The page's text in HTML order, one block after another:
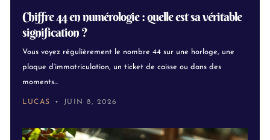
Chiffre 44 en numérologie : quelle est sa véritable
signification ?
Vous voyez régulièrement le nombre 44 sur une horloge, une
plaque d’immatriculation, un ticket de caisse ou dans des
moments...
LUCAS JUIN 8, 2026